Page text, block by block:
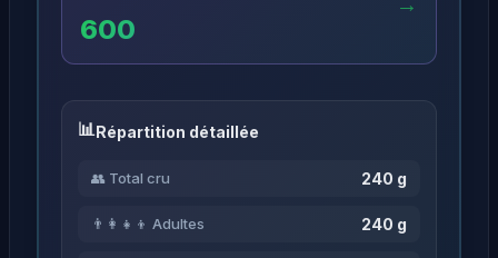
600
Répartition détaillée
👥 Total cru 240 g
👨‍👩‍👧‍👦 Adultes 240 g